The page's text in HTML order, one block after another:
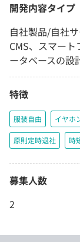
開発内容タイプ
自社製品/自社
CMS、スマー
ータベースの設
特徴
服装自由 イヤホ
原則定時退社 時
募集人数
2